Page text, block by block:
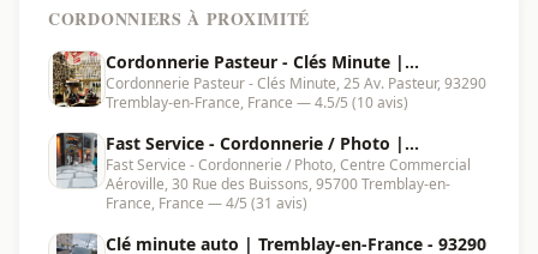
CORDONNIERS À PROXIMITÉ
Cordonnerie Pasteur - Clés Minute |
Tremblay-en-France - 93290
Cordonnerie Pasteur - Clés Minute, 25 Av. Pasteur, 93290
Tremblay-en-France, France — 4.5/5 (10 avis)
Fast Service - Cordonnerie / Photo |
Tremblay-en-France - 95700
Fast Service - Cordonnerie / Photo, Centre Commercial
Aéroville, 30 Rue des Buissons, 95700 Tremblay-en-
France, France — 4/5 (31 avis)
Clé minute auto | Tremblay-en-France - 93290